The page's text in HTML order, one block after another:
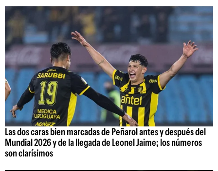
Las dos caras bien marcadas de Peñarol antes y después del
Mundial 2026 y de la llegada de Leonel Jaime; los números
son clarísimos